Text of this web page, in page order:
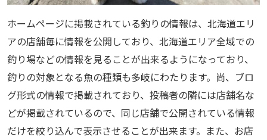
ホームページに掲載されている釣りの情報は、北海道エリ
アの店舗毎に情報を公開しており、北海道エリア全域での
釣り場などの情報を見ることが出来るようになっており、
釣りの対象となる魚の種類も多岐にわたります。尚、ブロ
グ形式の情報で掲載されており、投稿者の隣には店舗名な
どが掲載されているので、同じ店舗で公開されている情報
だけを絞り込んで表示させることが出来ます。また、お店